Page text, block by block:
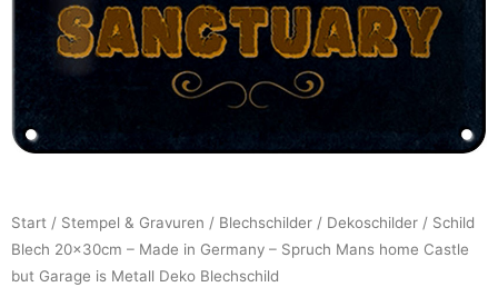
Start / Stempel & Gravuren / Blechschilder / Dekoschilder / Schild
Blech 20x30cm – Made in Germany – Spruch Mans home Castle
but Garage is Metall Deko Blechschild